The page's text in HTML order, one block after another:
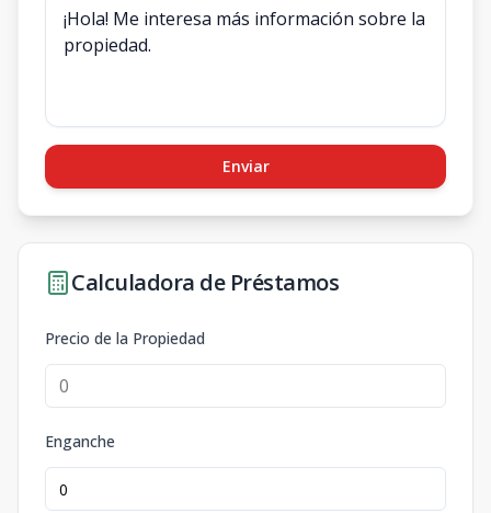
Enviar
Calculadora de Préstamos
Precio de la Propiedad
Enganche